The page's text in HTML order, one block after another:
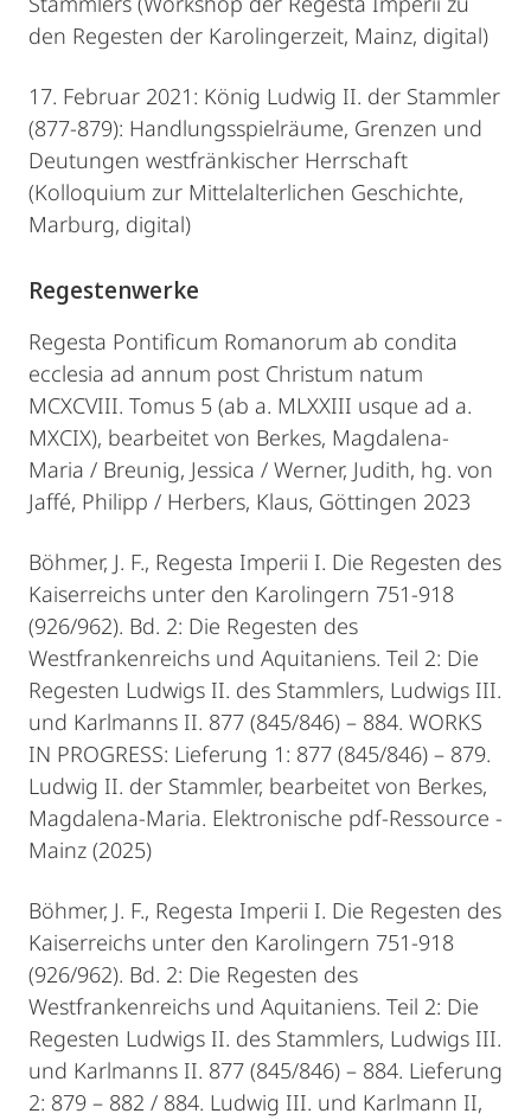
den Regesten der Karolingerzeit, Mainz, digital)
17. Februar 2021: König Ludwig II. der Stammler
(877-879): Handlungsspielräume, Grenzen und
Deutungen westfränkischer Herrschaft
(Kolloquium zur Mittelalterlichen Geschichte,
Marburg, digital)
Regestenwerke
Regesta Pontificum Romanorum ab condita
ecclesia ad annum post Christum natum
MCXCVIII. Tomus 5 (ab a. MLXXIII usque ad a.
MXCIX), bearbeitet von Berkes, Magdalena-
Maria / Breunig, Jessica / Werner, Judith, hg. von
Jaffé, Philipp / Herbers, Klaus, Göttingen 2023
Böhmer, J. F., Regesta Imperii I. Die Regesten des
Kaiserreichs unter den Karolingern 751-918
(926/962). Bd. 2: Die Regesten des
Westfrankenreichs und Aquitaniens. Teil 2: Die
Regesten Ludwigs II. des Stammlers, Ludwigs III.
und Karlmanns II. 877 (845/846) – 884. WORKS
IN PROGRESS: Lieferung 1: 877 (845/846) – 879.
Ludwig II. der Stammler, bearbeitet von Berkes,
Magdalena-Maria. Elektronische pdf-Ressource -
Mainz (2025)
Böhmer, J. F., Regesta Imperii I. Die Regesten des
Kaiserreichs unter den Karolingern 751-918
(926/962). Bd. 2: Die Regesten des
Westfrankenreichs und Aquitaniens. Teil 2: Die
Regesten Ludwigs II. des Stammlers, Ludwigs III.
und Karlmanns II. 877 (845/846) – 884. Lieferung
2: 879 – 882 / 884. Ludwig III. und Karlmann II,